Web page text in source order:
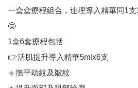
一盒盒療程組合，連埋導入精華同1
🤩⠀ ⠀
1盒6套療程包括⠀ ⠀
👉活肌提升導入精華5mlx6支⠀
🔹撫平幼紋及皺紋⠀